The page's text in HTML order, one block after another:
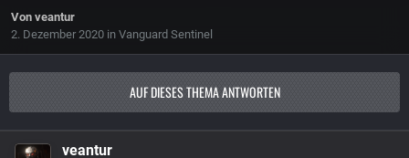
Von veantur
2. Dezember 2020 in Vanguard Sentinel
AUF DIESES THEMA ANTWORTEN
veantur